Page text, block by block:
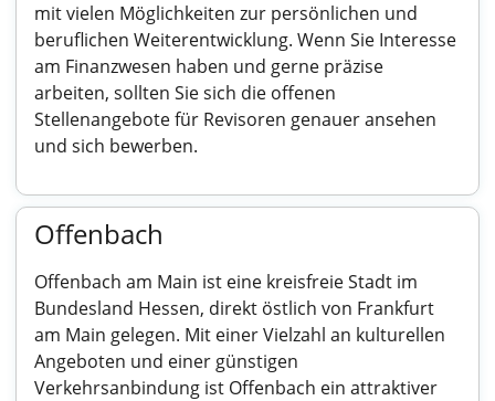
mit vielen Möglichkeiten zur persönlichen und
beruflichen Weiterentwicklung. Wenn Sie Interesse
am Finanzwesen haben und gerne präzise
arbeiten, sollten Sie sich die offenen
Stellenangebote für Revisoren genauer ansehen
und sich bewerben.
Offenbach
Offenbach am Main ist eine kreisfreie Stadt im
Bundesland Hessen, direkt östlich von Frankfurt
am Main gelegen. Mit einer Vielzahl an kulturellen
Angeboten und einer günstigen
Verkehrsanbindung ist Offenbach ein attraktiver